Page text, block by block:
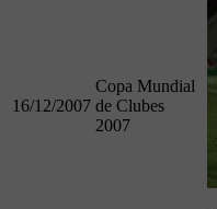
16/12/2007
Copa Mundial
de Clubes
2007